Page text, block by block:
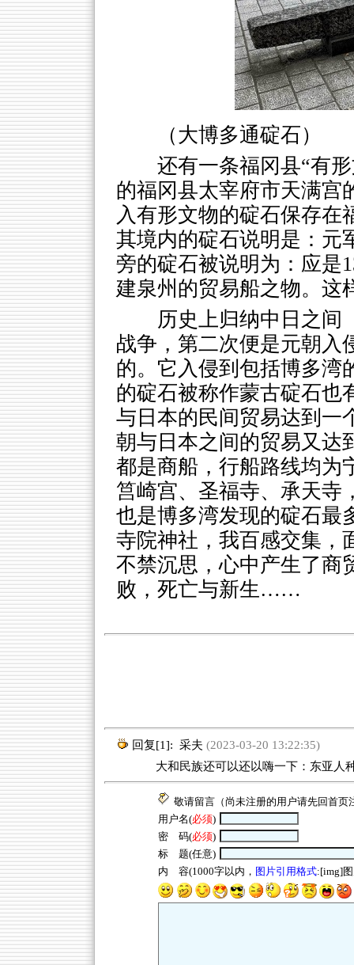
（大博多通碇石）
还有一条福冈县“有
的福冈县太宰府市天满宫
入有形文物的碇石保存
其境内的碇石说明是：元
旁的碇石被说明为：应是
建泉州的贸易船之物。这
历史上归纳中日之间
战争，第二次便是元朝入
的。它入侵到包括博多湾
的碇石被称作蒙古碇石也
与日本的民间贸易达到一
朝与日本之间的贸易又达
都是商船，行船路线均
筥崎宫、圣福寺、承天寺
也是博多湾发现的碇石最
寺院神社，我百感交集，
不禁沉思，心中产生了商
败，死亡与新生……
回复[1]: 采夫 (2023-03-20 13:22:35)
大和民族还可以还以嗨一下：东亚人种
敬请留言（尚未注册的用户请先回首页
用户名(必须)
密 码(必须)
标 题(任意)
内 容(1000字以内， 图片引用格式:[img]